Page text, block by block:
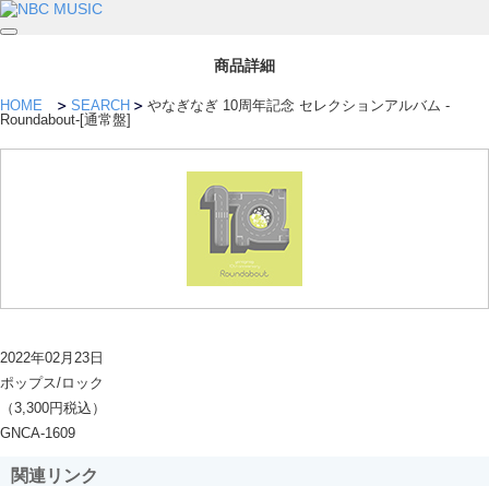
商品詳細
HOME SEARCH
やなぎなぎ 10周年記念 セレクションアルバム -
Roundabout-[通常盤]
2022年02月23日
ポップス/ロック
（3,300円税込）
GNCA-1609
関連リンク